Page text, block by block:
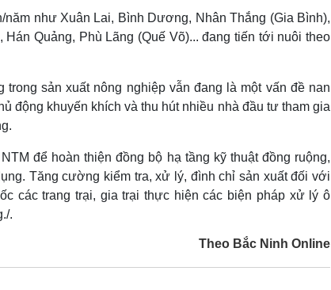
như Xuân Lai, Bình Dương, Nhân Thắng (Gia Bình),
Quảng, Phù Lãng (Quế Võ)... đang tiến tới nuôi theo
sản xuất nông nghiệp vẫn đang là một vấn đề nan
động khuyến khích và thu hút nhiều nhà đầu tư tham gia
để hoàn thiện đồng bộ hạ tầng kỹ thuật đồng ruộng,
Tăng cường kiểm tra, xử lý, đình chỉ sản xuất đối với
các trang trại, gia trại thực hiện các biện pháp xử lý ô
.
Theo Bắc Ninh Online